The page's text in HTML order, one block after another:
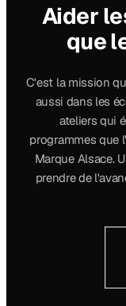
Aider
que
C'est la mission
aussi dans les
ateliers qui
programmes que
Marque Alsace.
prendre de